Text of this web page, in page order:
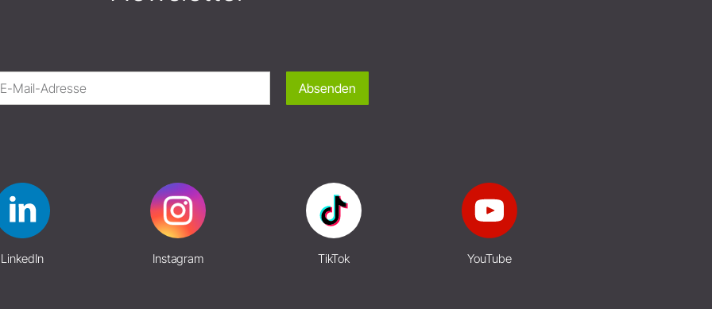
Absenden
LinkedIn Instagram TikTok YouTube